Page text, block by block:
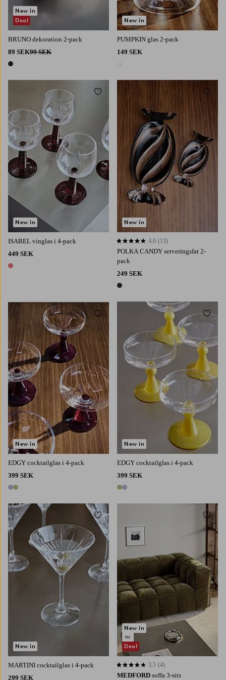
BRUNO dekoration 2-pack
89 SEK99 SEK
1 färg
New in
Deal
PUMPKIN glas 2-pack
149 SEK
New in
ISABEL vinglas i 4-pack
449 SEK
1 färg
New in
Lägg till i favoriter
POLKA CANDY serveringsfat 2-
pack
249 SEK
1 färg
4,6 baserat på 13 st betyg
4,6 (13)
New in
Lägg
EDGY cocktailglas i 4-pack
399 SEK
2 färger
New in
Lägg till i favoriter
EDGY cocktailglas i 4-pack
399 SEK
2 färger
New in
Lägg
MARTINI cocktailglas i 4-pack
299 SEK
New in
Lägg till i favoriter
MEDFORD soffa 3-sits
3,5 baserat på 4 st betyg
3,5 (4)
New in
Deal
Lägg